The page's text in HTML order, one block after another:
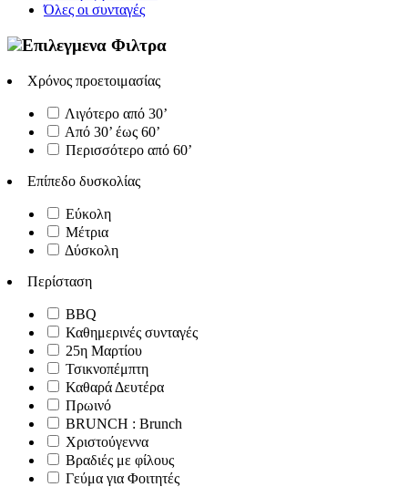
Όλες οι συνταγές
Επιλεγμενα Φιλτρα
Χρόνος προετοιμασίας
Λιγότερο από 30’
Από 30’ έως 60’
Περισσότερο από 60’
Επίπεδο δυσκολίας
Εύκολη
Μέτρια
Δύσκολη
Περίσταση
BBQ
Καθημερινές συνταγές
25η Μαρτίου
Τσικνοπέμπτη
Καθαρά Δευτέρα
Πρωινό
BRUNCH : Brunch
Χριστούγεννα
Βραδιές με φίλους
Γεύμα για Φοιτητές